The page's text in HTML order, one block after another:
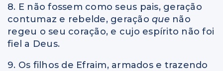
8. E não fossem como seus pais, geração
contumaz e rebelde, geração que não
regeu o seu coração, e cujo espírito não foi
fiel a Deus.
9. Os filhos de Efraim, armados e trazendo